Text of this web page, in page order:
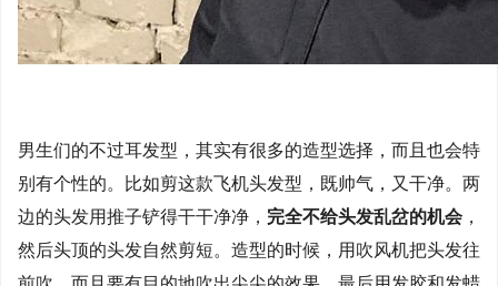
男生们的不过耳发型，其实有很多的造型选择，而且也会特
别有个性的。比如剪这款飞机头发型，既帅气，又干净。两
边的头发用推子铲得干干净净， 完全不给头发乱岔的机会 ，
然后头顶的头发自然剪短。造型的时候，用吹风机把头发往